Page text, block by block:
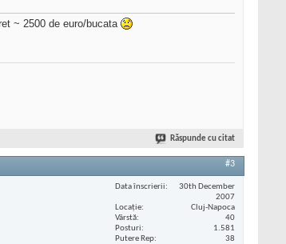
~ 2500 de euro/bucata
Răspunde cu citat
#3
Data înscrierii
30th December
2007
Locaţie
Cluj-Napoca
Vârstă
40
Posturi
1.581
Putere Rep
38